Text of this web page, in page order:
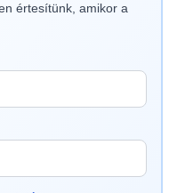
értesítünk, amikor a